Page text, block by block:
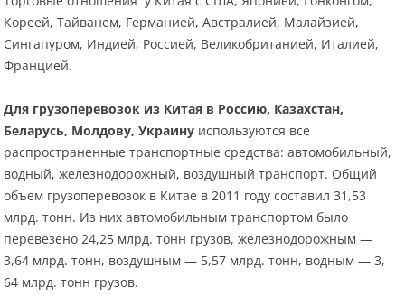
Кореей, Тайванем, Германией, Австралией, Малайзией,
Сингапуром, Индией, Россией, Великобританией, Италией,
Францией.
Для грузоперевозок из Китая в Россию, Казахстан,
Беларусь, Молдову, Украину используются все
распространенные транспортные средства: автомобильный,
водный, железнодорожный, воздушный транспорт. Общий
объем грузоперевозок в Китае в 2011 году составил 31,53
млрд. тонн. Из них автомобильным транспортом было
перевезено 24,25 млрд. тонн грузов, железнодорожным —
3,64 млрд. тонн, воздушным — 5,57 млрд. тонн, водным — 3,
64 млрд. тонн грузов.